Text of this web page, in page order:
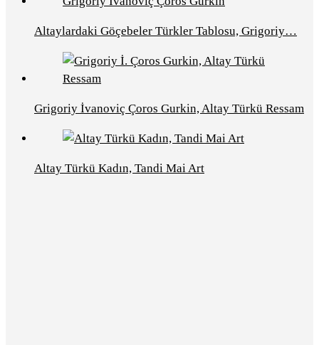
Altaylardaki Göçebeler Türkler Tablosu, Grigoriy…
Grigoriy İvanoviç Çoros Gurkin, Altay Türkü Ressam
Altay Türkü Kadın, Tandi Mai Art